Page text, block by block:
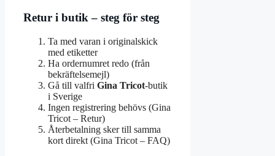
Retur i butik – steg för steg
Ta med varan i originalskick
med etiketter
Ha ordernumret redo (från
bekräftelsemejl)
Gå till valfri Gina Tricot-butik
i Sverige
Ingen registrering behövs (Gina
Tricot – Retur)
Återbetalning sker till samma
kort direkt (Gina Tricot – FAQ)